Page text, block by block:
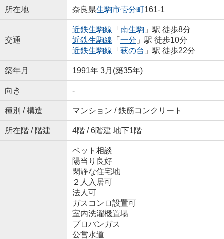
所在地 奈良県生駒市壱分町161-1
交通
近鉄生駒線 「 南生駒」駅 徒歩8分
近鉄生駒線 「 一分 」駅 徒歩10分
近鉄生駒線 「 萩の台 」駅 徒歩22分
築年月 1991年 3月(築35年)
向き -
種別 / 構造 マンション / 鉄筋コンクリート
所在階 / 階建 4階 / 6階建 地下1階
ペット相談
陽当り良好
閑静な住宅地
２人入居可
法人可
ガスコンロ設置可
室内洗濯機置場
プロパンガス
公営水道